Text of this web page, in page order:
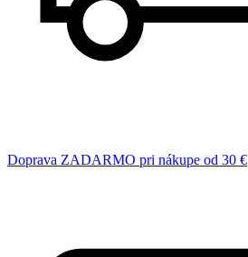
Doprava ZADARMO pri nákupe od 30 €